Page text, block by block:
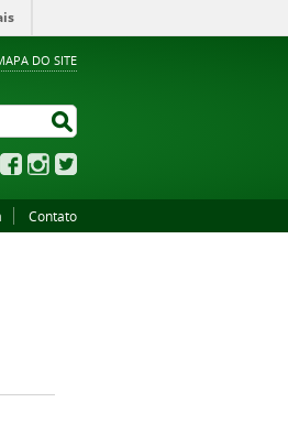
DO SITE
YouTubeFacebookInstagram
Contato